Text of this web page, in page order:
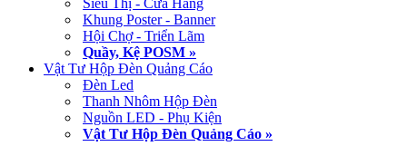
Siêu Thị - Cửa Hàng
Khung Poster - Banner
Hội Chợ - Triển Lãm
Quầy, Kệ POSM »
Vật Tư Hộp Đèn Quảng Cáo
Đèn Led
Thanh Nhôm Hộp Đèn
Nguồn LED - Phụ Kiện
Vật Tư Hộp Đèn Quảng Cáo »